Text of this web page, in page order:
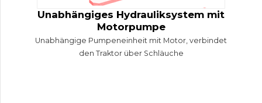
Unabhängiges Hydrauliksystem mit
Motorpumpe
Unabhängige Pumpeneinheit mit Motor, verbindet
den Traktor über Schläuche